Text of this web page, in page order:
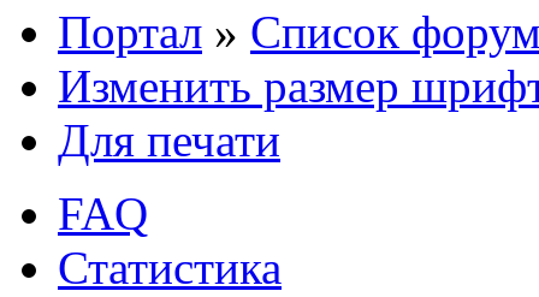
Портал » Список
Изменить размер
Для печати
FAQ
Статистика